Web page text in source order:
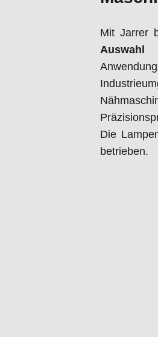
Mit Jarrer
Auswahl
Die
betrieben.